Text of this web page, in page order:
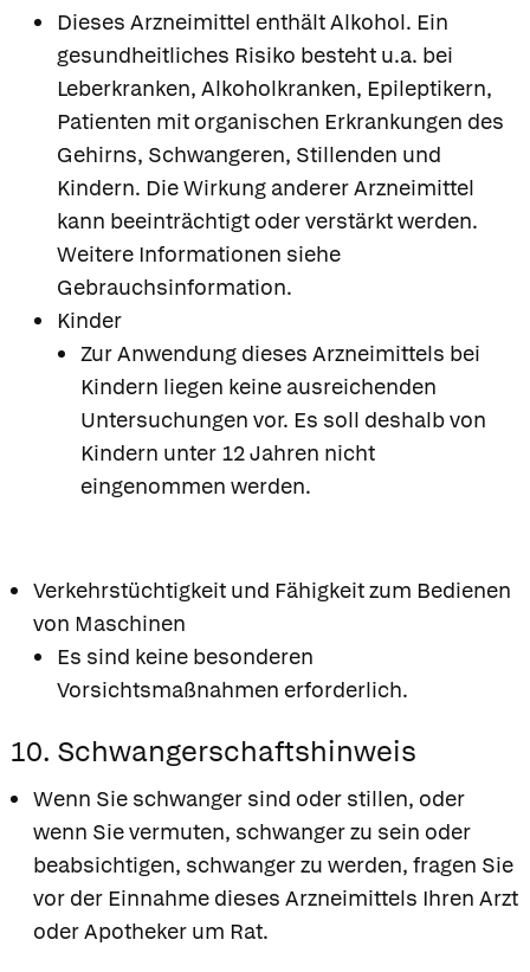
Dieses Arzneimittel enthält Alkohol. Ein
gesundheitliches Risiko besteht u.a. bei
Leberkranken, Alkoholkranken, Epileptikern,
Patienten mit organischen Erkrankungen des
Gehirns, Schwangeren, Stillenden und
Kindern. Die Wirkung anderer Arzneimittel
kann beeinträchtigt oder verstärkt werden.
Weitere Informationen siehe
Gebrauchsinformation.
Kinder
Zur Anwendung dieses Arzneimittels bei
Kindern liegen keine ausreichenden
Untersuchungen vor. Es soll deshalb von
Kindern unter 12 Jahren nicht
eingenommen werden.
Verkehrstüchtigkeit und Fähigkeit zum Bedienen
von Maschinen
Es sind keine besonderen
Vorsichtsmaßnahmen erforderlich.
10. Schwangerschaftshinweis
Wenn Sie schwanger sind oder stillen, oder
wenn Sie vermuten, schwanger zu sein oder
beabsichtigen, schwanger zu werden, fragen Sie
vor der Einnahme dieses Arzneimittels Ihren Arzt
oder Apotheker um Rat.